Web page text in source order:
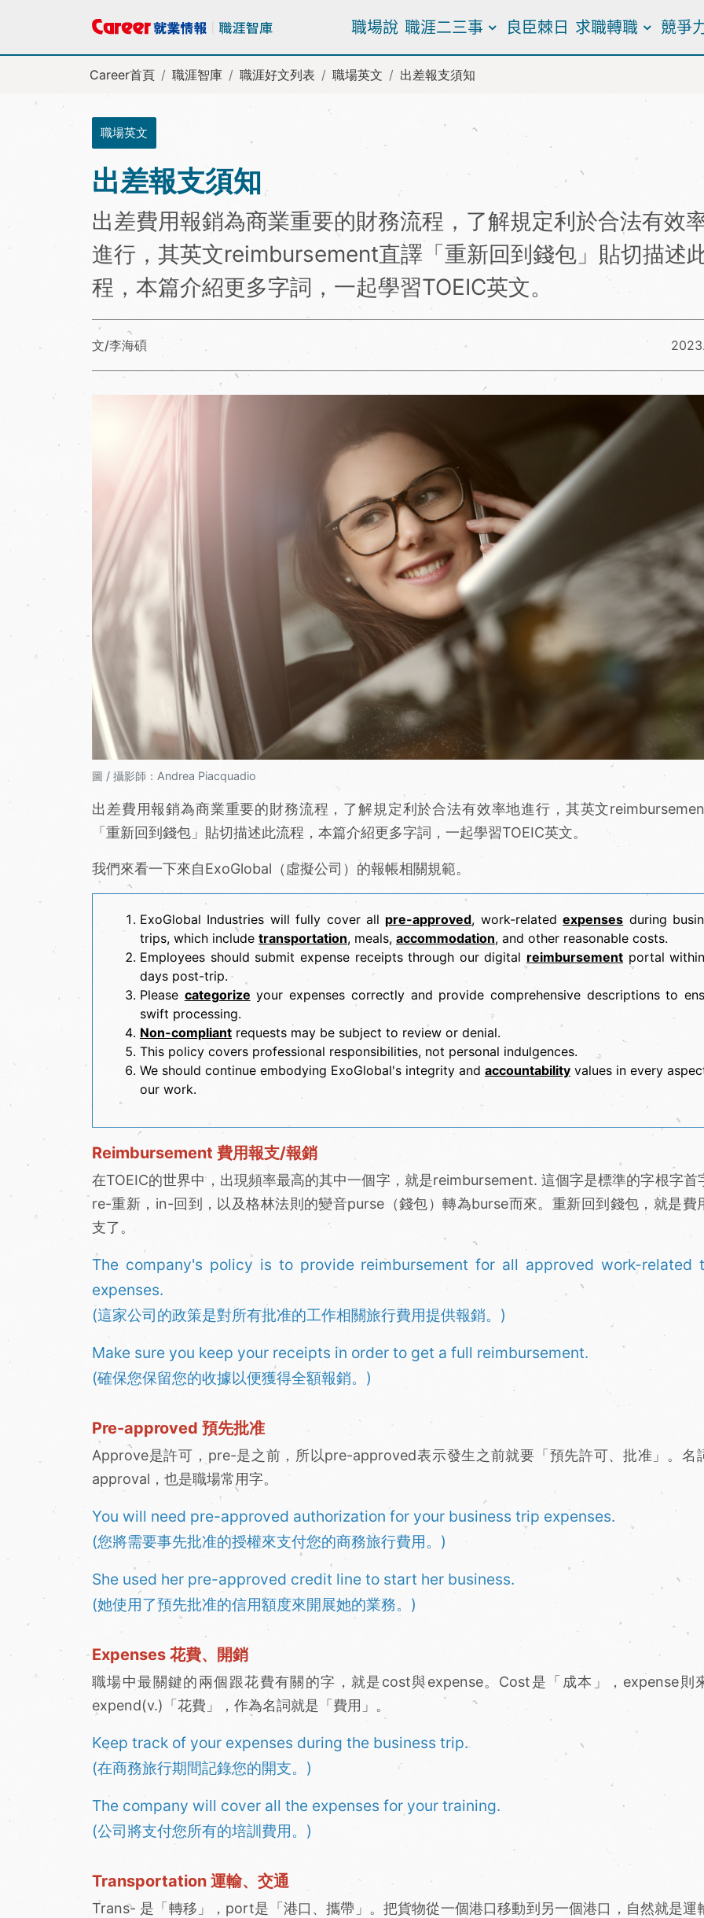
職場說 職涯二三事 良臣棘日 求職轉職 競爭
Career首頁 職涯智庫 職涯好文列表 職場英文 出差報支須知
職場英文
出差報支須知
出差費用報銷為商業重要的財務流程，了解規定利於合法有效
進行，其英文reimbursement直譯「重新回到錢包」貼切描述
程，本篇介紹更多字詞，一起學習TOEIC英文。
文/李海碩
圖 / 攝影師：Andrea Piacquadio
出差費用報銷為商業重要的財務流程，了解規定利於合法有效率地進行，其英文
「重新回到錢包」貼切描述此流程，本篇介紹更多字詞，一起學習TOEIC英文。
我們來看一下來自ExoGlobal（虛擬公司）的報帳相關規範。
ExoGlobal Industries will fully cover all pre-approved, work-relatedexpenses during
trips, which include transportation, meals, accommodation, and other reasonable costs.
Employees should submit expense receipts through our digital reimbursement portal
days post-trip.
Please categorize your expenses correctly and provide comprehensive descriptions to
swift processing.
Non-compliant requests may be subject to review or denial.
This policy covers professional responsibilities, not personal indulgences.
We should continue embodying ExoGlobal's integrity and accountability values in every
our work.
Reimbursement 費用報支/報銷
在TOEIC的世界中，出現頻率最高的其中一個字，就是reimbursement. 這個字是標準的字根字首
re-重新，in-回到，以及格林法則的變音purse（錢包）轉為burse而來。重新回到錢包，就是費
支了。
The company's policy is to provide reimbursement for all approved work-related
expenses.
(這家公司的政策是對所有批准的工作相關旅行費用提供報銷。)
Make sure you keep your receipts in order to get a full reimbursement.
(確保您保留您的收據以便獲得全額報銷。)
Pre-approved 預先批准
Approve是許可，pre-是之前，所以pre-approved表示發生之前就要「預先許可、批准」。名
approval，也是職場常用字。
You will need pre-approved authorization for your business trip expenses.
(您將需要事先批准的授權來支付您的商務旅行費用。)
She used her pre-approved credit line to start her business.
(她使用了預先批准的信用額度來開展她的業務。)
Expenses 花費、開銷
職場中最關鍵的兩個跟花費有關的字，就是cost與expense。Cost是「成本」，expense則
expend(v.)「花費」，作為名詞就是「費用」。
Keep track of your expenses during the business trip.
(在商務旅行期間記錄您的開支。)
The company will cover all the expenses for your training.
(公司將支付您所有的培訓費用。)
Transportation 運輸、交通
Trans- 是「轉移」，port是「港口、攜帶」。把貨物從一個港口移動到另一個港口，自然就是運